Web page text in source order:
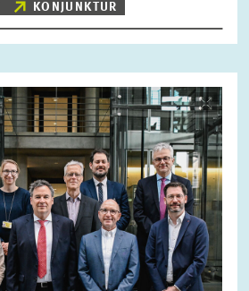
KONJUNKTUR